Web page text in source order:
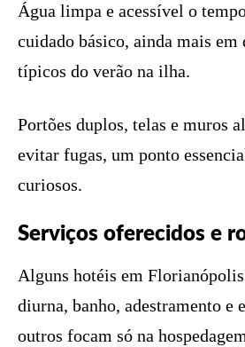
Água limpa e acessível o
cuidado básico, ainda mais em
típicos do verão na ilha.
Portões duplos, telas e muros
evitar fugas, um ponto
curiosos.
Serviços oferecidos e
Alguns hotéis em
diurna, banho, adestramento e
outros focam só na